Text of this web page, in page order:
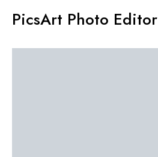
PicsArt Photo Editor